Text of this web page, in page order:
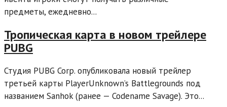
предметы, ежедневно...
Тропическая карта в новом трейлере
PUBG
Студия PUBG Corp. опубликовала новый трейлер
третьей карты PlayerUnknown’s Battlegrounds под
названием Sanhok (ранее — Codename Savage). Это...